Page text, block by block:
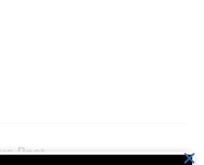
Post ×